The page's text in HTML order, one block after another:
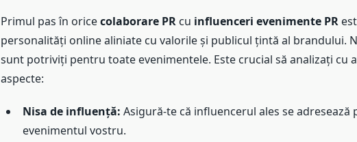
Primul pas în oricecolaborare PRcu influenceri evenimente PR
personalități online aliniate cu valorile și publicul țintă al brandului.
sunt potriviți pentru toate evenimentele. Este crucial să analizați cu
aspecte:
Nisa de influență: Asigură-te că influencerul ales se adresează
evenimentul vostru.